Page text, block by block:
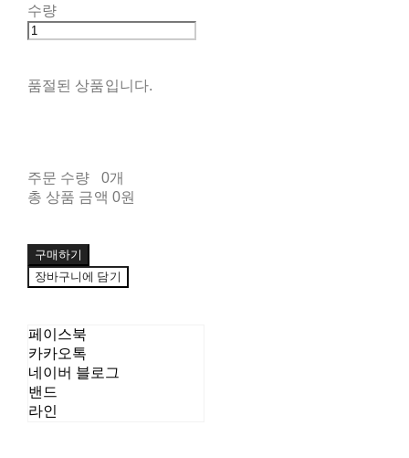
수량
품절된 상품입니다.
주문 수량
0개
총 상품 금액 0원
구매하기
장바구니에 담기
페이스북
카카오톡
네이버 블로그
밴드
라인